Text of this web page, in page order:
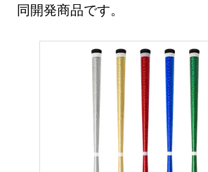
同開発商品です。